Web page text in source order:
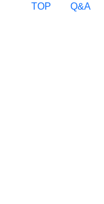
TOP Q&A